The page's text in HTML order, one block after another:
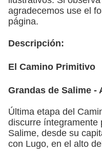
agradecemos use el
página.
Descripción:
El Camino Primitivo
Grandas de Salime -
Última etapa del
discurre íntegramente
Salime, desde su
con Lugo, en el alto